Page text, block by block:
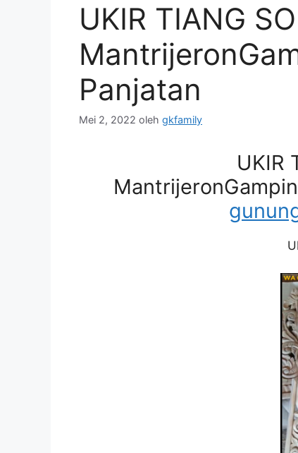
UKIR TIANG
Panjatan
Mei 2, 2022 oleh gkfamily
UKIR